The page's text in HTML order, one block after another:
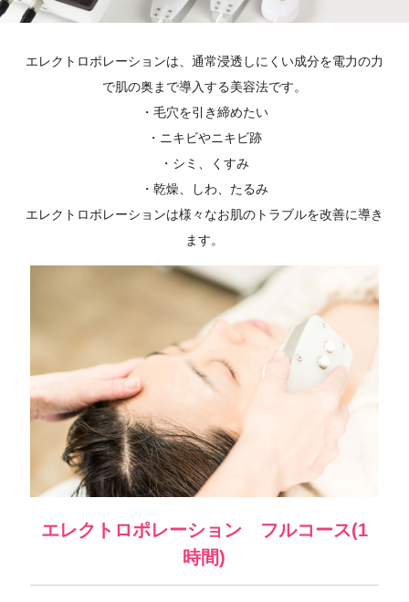
エレクトロポレーションは、通常浸透しにくい成分を電力の力
で肌の奥まで導入する美容法です。
・毛穴を引き締めたい
・ニキビやニキビ跡
・シミ、くすみ
・乾燥、しわ、たるみ
エレクトロポレーションは様々なお肌のトラブルを改善に導き
ます。
エレクトロポレーション フルコース(1
時間)